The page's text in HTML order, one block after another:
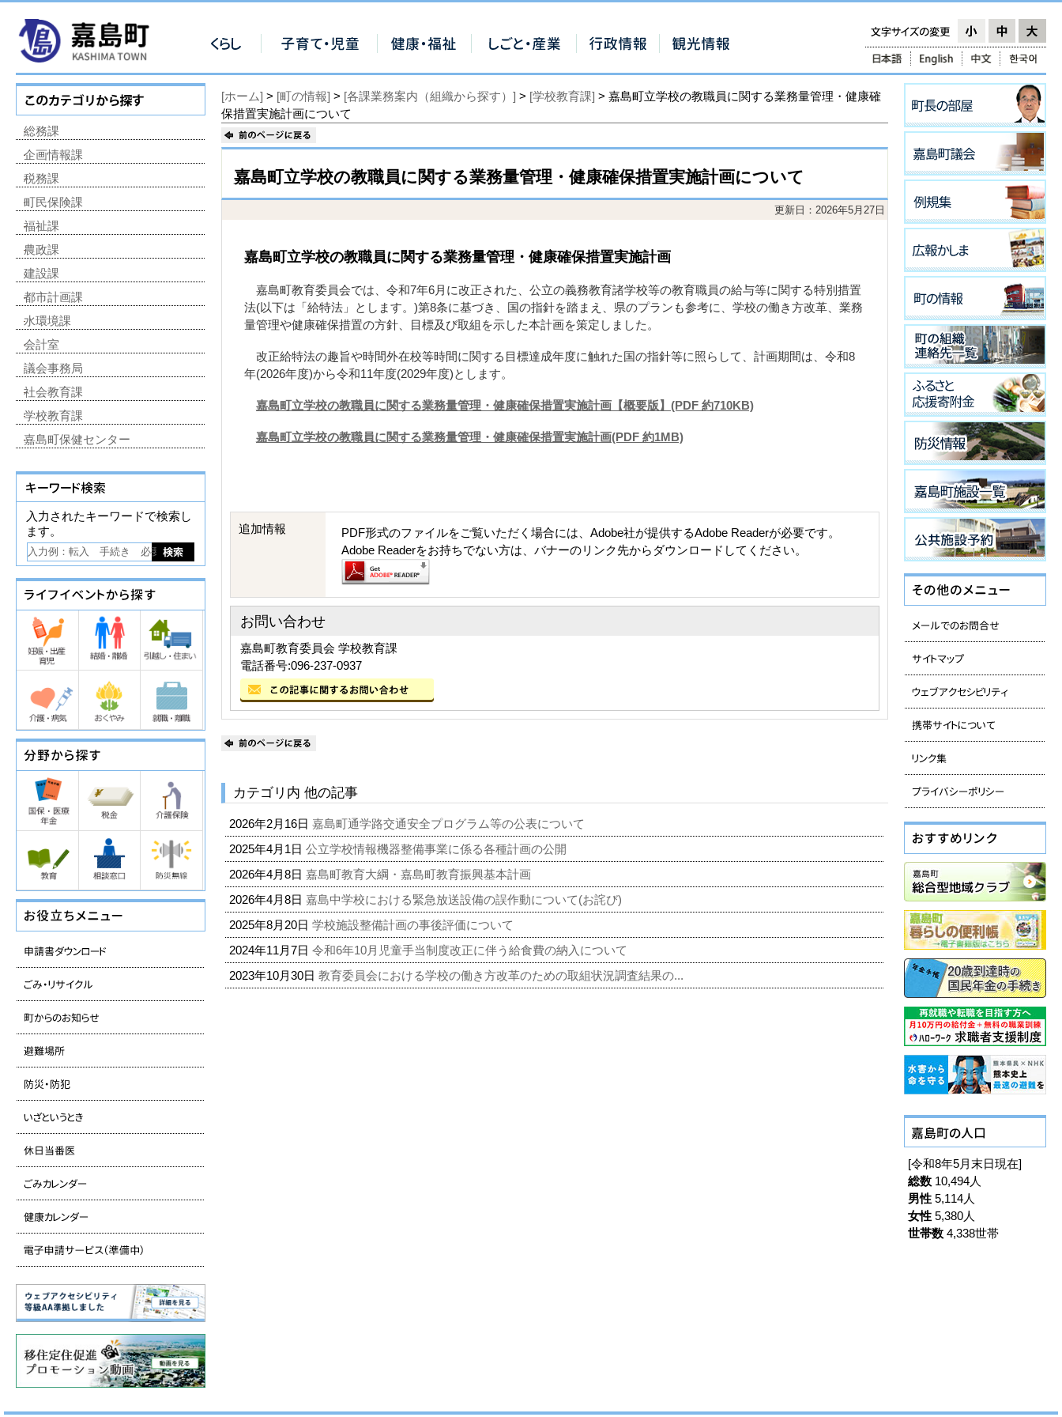
[ホーム] > [町の情報] > [各課業務案内（組織から探す）] > [学校教育課] > 嘉島町立学校の教職員に関する業務量管理・健康確
保措置実施計画について
嘉島町立学校の教職員に関する業務量管理・健康確保措置実施計画について
更新日：2026年5月27日
嘉島町立学校の教職員に関する業務量管理・健康確保措置実施計画
嘉島町教育委員会では、令和7年6月に改正された、公立の義務教育諸学校等の教育職員の給与等に関する特別措置
法(以下は「給特法」とします。)第8条に基づき、国の指針を踏まえ、県のプランも参考に、学校の働き方改革、業務
量管理や健康確保措置の方針、目標及び取組を示した本計画を策定しました。
改正給特法の趣旨や時間外在校等時間に関する目標達成年度に触れた国の指針等に照らして、計画期間は、令和8
年(2026年度)から令和11年度(2029年度)とします。
嘉島町立学校の教職員に関する業務量管理・健康確保措置実施計画【概要版】(PDF 約710KB)
嘉島町立学校の教職員に関する業務量管理・健康確保措置実施計画(PDF 約1MB)
追加情報
PDF形式のファイルをご覧いただく場合には、Adobe社が提供するAdobe Readerが必要です。
Adobe Readerをお持ちでない方は、バナーのリンク先からダウンロードしてください。
お問い合わせ
嘉島町教育委員会 学校教育課
電話番号:096-237-0937
カテゴリ内 他の記事
2026年2月16日 嘉島町通学路交通安全プログラム等の公表について
2025年4月1日 公立学校情報機器整備事業に係る各種計画の公開
2026年4月8日 嘉島町教育大綱・嘉島町教育振興基本計画
2026年4月8日 嘉島中学校における緊急放送設備の誤作動について(お詫び)
2025年8月20日 学校施設整備計画の事後評価について
2024年11月7日 令和6年10月児童手当制度改正に伴う給食費の納入について
2023年10月30日 教育委員会における学校の働き方改革のための取組状況調査結果の...
[令和8年5月末日現在]
総数 10,494人
男性 5,114人
女性 5,380人
世帯数 4,338世帯
総務課
企画情報課
税務課
町民保険課
福祉課
農政課
建設課
都市計画課
水環境課
会計室
議会事務局
社会教育課
学校教育課
嘉島町保健センター
入力されたキーワードで検索し
ます。